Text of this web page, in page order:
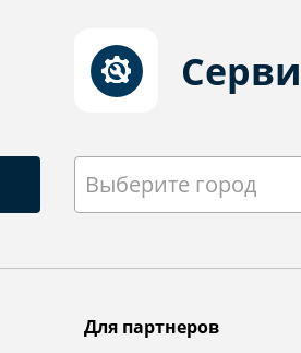
Выберите город
Для партнеров